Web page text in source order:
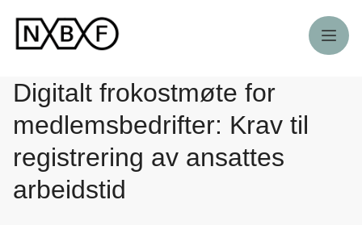
Meny
Digitalt frokostmøte for
medlemsbedrifter: Krav til
registrering av ansattes
arbeidstid